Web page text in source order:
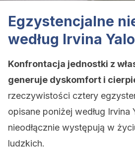
Egzystencjalne
według Irvina
Konfrontacja jednostki z
generuje dyskomfort i
rzeczywistości cztery
opisane poniżej według Irvina
nieodłącznie występują w
ludzkich.